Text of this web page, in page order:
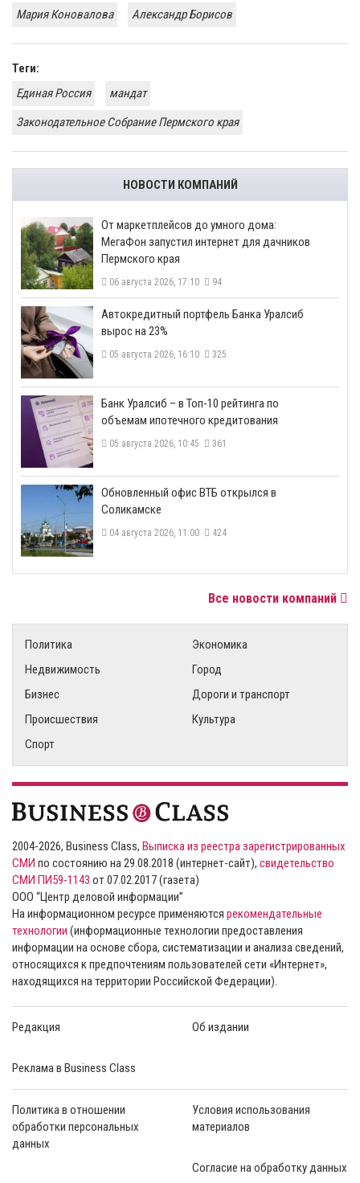
Мария Коновалова
Александр Борисов
Теги:
Единая Россия
мандат
Законодательное Собрание Пермского края
НОВОСТИ КОМПАНИЙ
От маркетплейсов до умного дома:
МегаФон запустил интернет для дачников
Пермского края
06 августа 2026, 17:10 94
​Автокредитный портфель Банка Уралсиб
вырос на 23%
05 августа 2026, 16:10 325
​Банк Уралсиб – в Топ-10 рейтинга по
объемам ипотечного кредитования
05 августа 2026, 10:45 361
​Обновленный офис ВТБ открылся в
Соликамске
04 августа 2026, 11:00 424
Все новости компаний
Политика
Экономика
Недвижимость
Город
Бизнес
Дороги и транспорт
Происшествия
Культура
Спорт
2004-2026, Business Class, Выписка из реестра зарегистрированных
СМИ по состоянию на 29.08.2018 (интернет-сайт), свидетельство
СМИ ПИ59-1143 от 07.02.2017 (газета)
ООО “Центр деловой информации”
На информационном ресурсе применяются рекомендательные
технологии (информационные технологии предоставления
информации на основе сбора, систематизации и анализа сведений,
относящихся к предпочтениям пользователей сети «Интернет»,
находящихся на территории Российской Федерации).
Редакция Об издании
Реклама в Business Class
Политика в отношении
обработки персональных
данных
Условия использования
материалов
Согласие на обработку данных